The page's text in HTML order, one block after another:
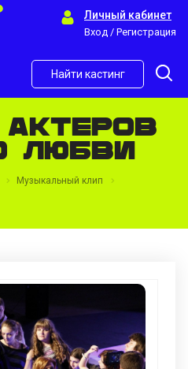
Личный кабинет
Вход / Регистрация
Найти кастинг
любви
Музыкальный клип